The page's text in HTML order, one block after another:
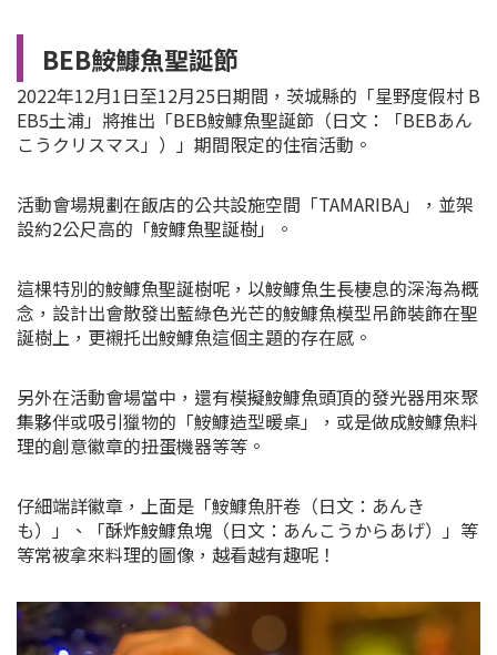
BEB鮟鱇魚聖誕節
2022年12月1日至12月25日期間，茨城縣的「星野度假村 B
EB5土浦」將推出「BEB鮟鱇魚聖誕節（日文：「BEBあん
こうクリスマス」）」期間限定的住宿活動。
活動會場規劃在飯店的公共設施空間「TAMARIBA」，並架
設約2公尺高的「鮟鱇魚聖誕樹」。
這棵特別的鮟鱇魚聖誕樹呢，以鮟鱇魚生長棲息的深海為概
念，設計出會散發出藍綠色光芒的鮟鱇魚模型吊飾裝飾在聖
誕樹上，更襯托出鮟鱇魚這個主題的存在感。
另外在活動會場當中，還有模擬鮟鱇魚頭頂的發光器用來聚
集夥伴或吸引獵物的「鮟鱇造型暖桌」，或是做成鮟鱇魚料
理的創意徽章的扭蛋機器等等。
仔細端詳徽章，上面是「鮟鱇魚肝卷（日文：あんき
も）」、「酥炸鮟鱇魚塊（日文：あんこうからあげ）」等
等常被拿來料理的圖像，越看越有趣呢！